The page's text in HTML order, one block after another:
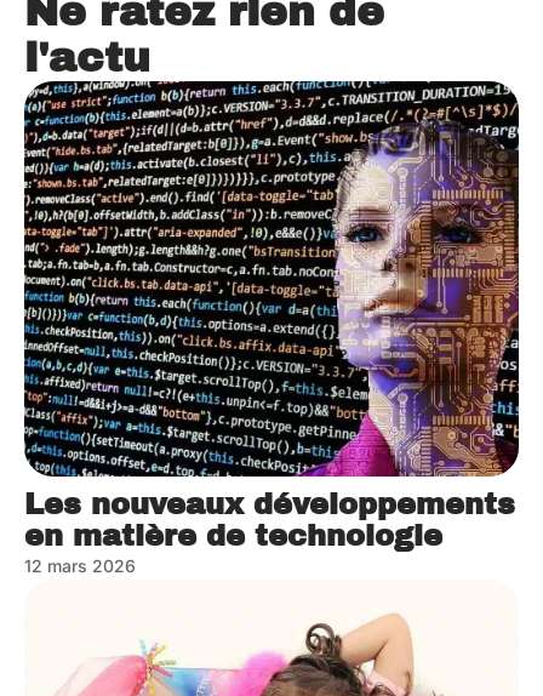
Ne ratez rien de
l'actu
Les nouveaux développements
en matière de technologie
12 mars 2026